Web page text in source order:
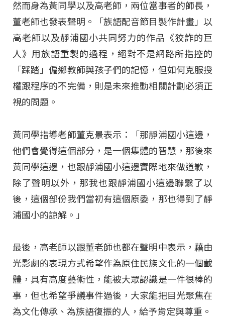
然而身為黃同學以及高老師，兩位當事者的師長，
董老師也發表聲明。「族語配音節目製作計畫」以
高老師以及靜浦國小共同努力的作品《狡詐的巨
人》用族語重製的過程，絕對不是網路所指控的
「踩踏」偏鄉教師與孩子們的記憶，但如何克服授
權跟程序的不完備，則是未來推動相關計劃必須正
視的問題。
黃同學指導老師董克景表示：「那靜浦國小這邊，
他們會覺得這個部分，是一個集體的智慧，那後來
黃同學這邊，也跟靜浦國小這邊實際地來做道歉，
除了聲明以外，那我也跟靜浦國小這邊聯繫了以
後，這個部份我們當初有這個原委，那也得到了靜
浦國小的諒解。」
最後，高老師以跟董老師也都在聲明中表示，藉由
光影劇的表現方式希望作為原住民族文化的一個載
體，具有高度藝術性，能被大眾認識是一件很棒的
事，但也希望爭議事件過後，大家能把目光聚焦在
為文化傳承、為族語復振的人，給予肯定與尊重。